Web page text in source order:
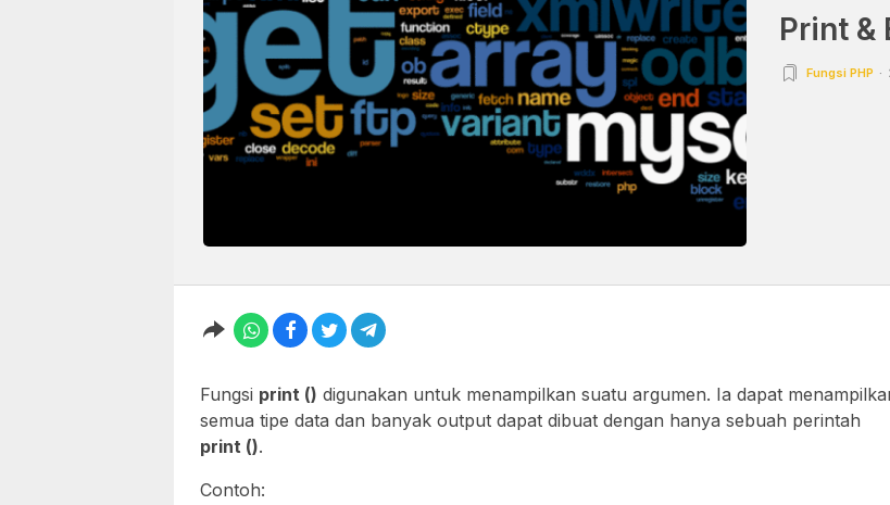
Print &
Fungsi PHP
Fungsi print () digunakan untuk menampilkan suatu argumen. Ia dapat
semua tipe data dan banyak output dapat dibuat dengan hanya sebuah perintah
print ().
Contoh: